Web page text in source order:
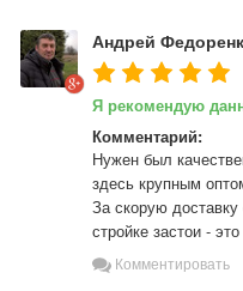
Андрей
Я рекомендую
Комментарий:
Нужен был
здесь крупным
За скорую
стройке застои -
Комментировать